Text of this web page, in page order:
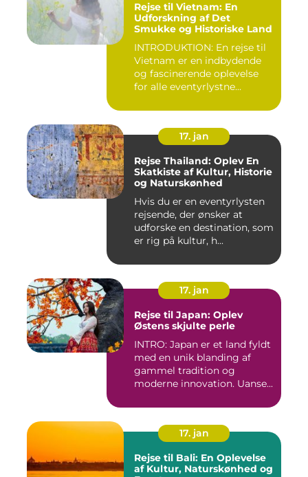
Rejse til Vietnam: En
Udforskning af Det
Smukke og Historiske Land
INTRODUKTION: En rejse til
Vietnam er en indbydende
og fascinerende oplevelse
for alle eventyrlystne...
17. jan
Rejse Thailand: Oplev En
Skatkiste af Kultur, Historie
og Naturskønhed
Hvis du er en eventyrlysten
rejsende, der ønsker at
udforske en destination, som
er rig på kultur, h...
17. jan
Rejse til Japan: Oplev
Østens skjulte perle
INTRO: Japan er et land fyldt
med en unik blanding af
gammel tradition og
moderne innovation. Uanse...
17. jan
Rejse til Bali: En Oplevelse
af Kultur, Naturskønhed og